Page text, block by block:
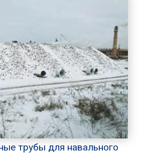
трубы для навального